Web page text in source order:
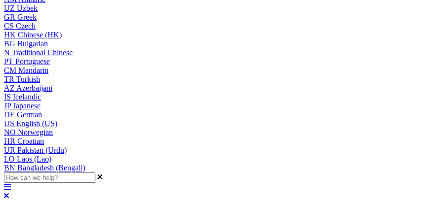
UZ Uzbek
GR Greek
CS Czech
HK Chinese (HK)
BG Bulgarian
N Traditional Chinese
PT Portuguese
CM Mandarin
TR Turkish
AZ Azerbaijani
IS Icelandic
JPJapanese
DE German
US English (US)
NO Norwegian
HR Croatian
UR Pakistan (Urdu)
LO Laos (Lao)
BN Bangladesh (Bengali)